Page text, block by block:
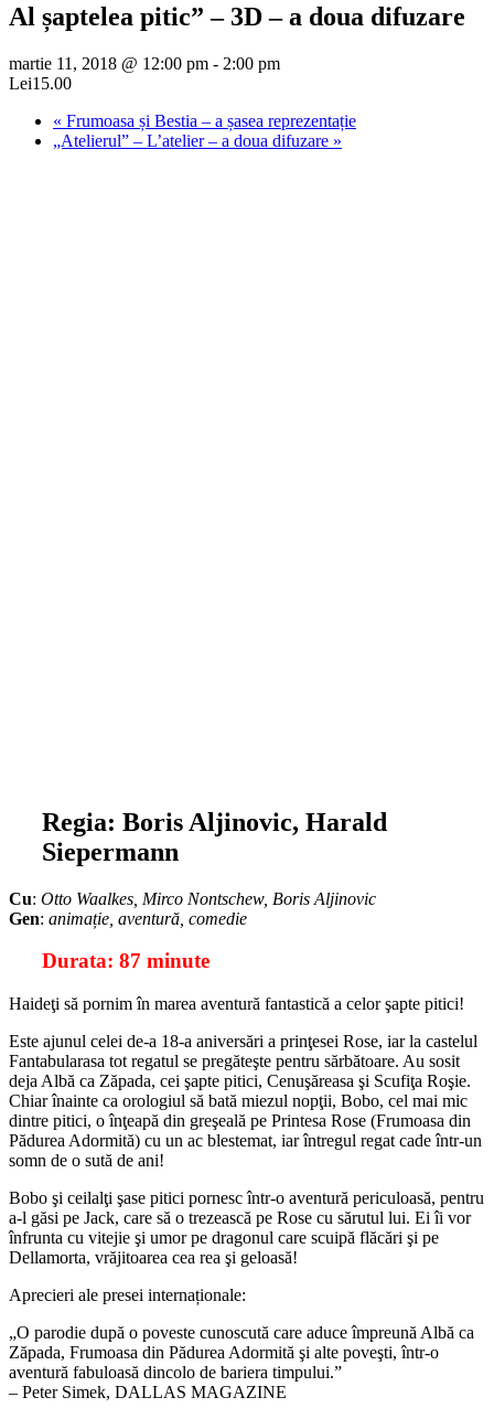
Al șaptelea pitic” – 3D – a doua difuzare
martie 11, 2018 @ 12:00 pm - 2:00 pm
Lei15.00
« Frumoasa și Bestia – a șasea reprezentație
„Atelierul” – L’atelier – a doua difuzare »
Regia: Boris Aljinovic, Harald
Siepermann
Cu: Otto Waalkes, Mirco Nontschew, Boris Aljinovic
Gen: animație, aventură, comedie
Durata: 87 minute
Haideţi să pornim în marea aventură fantastică a celor şapte pitici!
Este ajunul celei de-a 18-a aniversări a prinţesei Rose, iar la castelul
Fantabularasa tot regatul se pregăteşte pentru sărbătoare. Au sosit
deja Albă ca Zăpada, cei şapte pitici, Cenuşăreasa şi Scufiţa Roşie.
Chiar înainte ca orologiul să bată miezul nopţii, Bobo, cel mai mic
dintre pitici, o înţeapă din greşeală pe Printesa Rose (Frumoasa din
Pădurea Adormită) cu un ac blestemat, iar întregul regat cade într-un
somn de o sută de ani!
Bobo şi ceilalţi şase pitici pornesc într-o aventură periculoasă, pentru
a-l găsi pe Jack, care să o trezească pe Rose cu sărutul lui. Ei îi vor
înfrunta cu vitejie şi umor pe dragonul care scuipă flăcări şi pe
Dellamorta, vrăjitoarea cea rea şi geloasă!
Aprecieri ale presei internaționale:
„O parodie după o poveste cunoscută care aduce împreună Albă ca
Zăpada, Frumoasa din Pădurea Adormită şi alte poveşti, într-o
aventură fabuloasă dincolo de bariera timpului.”
– Peter Simek, DALLAS MAGAZINE